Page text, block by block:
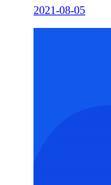
2021-08-05